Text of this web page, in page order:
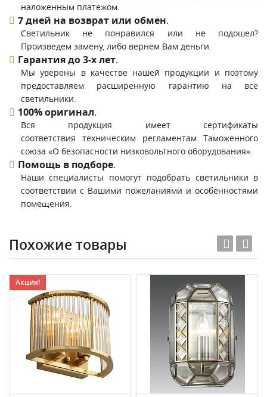
наложенным платежом.
7 дней на возврат или обмен.
Светильник не понравился или не подошел?
Произведем замену, либо вернем Вам деньги.
Гарантия до 3-х лет.
Мы уверены в качестве нашей продукции и поэтому
предоставляем расширенную гарантию на все
светильники.
100% оригинал.
Вся продукция имеет сертификаты
соответствия техническим регламентам Таможенного
союза «О безопасности низковольтного оборудования».
Помощь в подборе.
Наши специалисты помогут подобрать светильники в
соответствии с Вашими пожеланиями и особенностями
помещения.
Похожие товары
Акция!